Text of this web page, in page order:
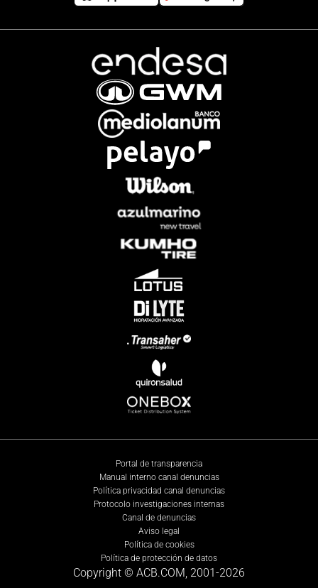
Portal de transparencia
Manual interno canal denuncias
Política privacidad canal denuncias
Protocolo investigaciones internas
Canal de denuncias
Aviso legal
Política de cookies
Política de protección de datos
Copyright © ACB.COM, 2001-2026